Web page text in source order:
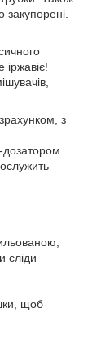
закупорені.
з
дозатором
сліди
щоб